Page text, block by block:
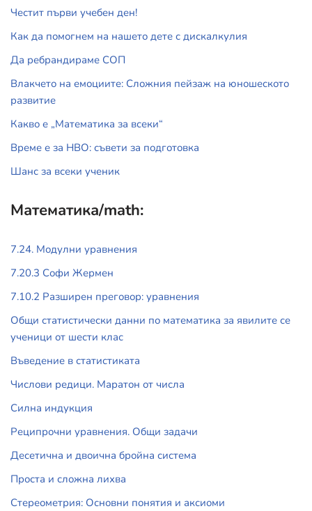
Честит първи учебен ден!
Как да помогнем на нашето дете с дискалкулия
Да ребрандираме СОП
Влакчето на емоциите: Сложния пейзаж на юношеското
развитие
Какво е „Математика за всеки“
Време е за НВО: съвети за подготовка
Шанс за всеки ученик
Математика/math:
7.24. Модулни уравнения
7.20.3 Софи Жермен
7.10.2 Разширен преговор: уравнения
Общи статистически данни по математика за явилите се
ученици от шести клас
Въведение в статистиката
Числови редици. Маратон от числа
Силна индукция
Реципрочни уравнения. Общи задачи
Десетична и двоична бройна система
Проста и сложна лихва
Стереометрия: Основни понятия и аксиоми